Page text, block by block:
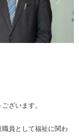
ざいます。
員として福祉に関わ